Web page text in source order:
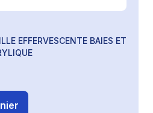
EFFERVESCENTE BAIES ET